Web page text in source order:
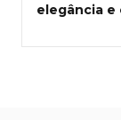
elegância